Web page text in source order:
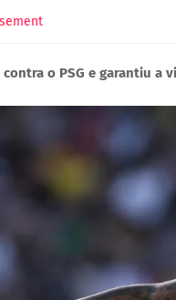
contra o PSG e garantiu a